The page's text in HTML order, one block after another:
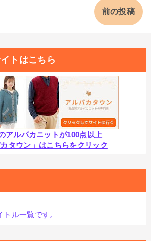
前の投稿
トはこちら
アルパカニットが100点以上
カタウン」はこちらをクリック
ル一覧です。